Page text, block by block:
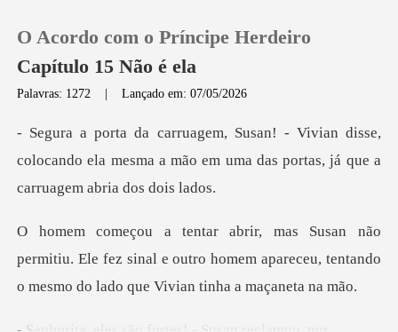
0
Histórico
Sair
O Acordo com o Príncipe Herdeiro
Capítulo 15 Não é ela
Palavras: 1272 |Lançado em: 07/05/2026
disse,
colocando ela mesma a mão em uma das p
tiu. Ele fez sinal e outro homem apareceu, tentando